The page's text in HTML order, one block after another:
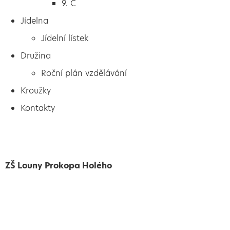
9. C
Jídelna
Jídelní lístek
Družina
Roční plán vzdělávání
Kroužky
Kontakty
ZŠ Louny Prokopa Holého